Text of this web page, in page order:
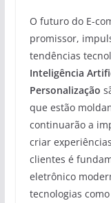
O futuro do E-
promissor,
tendências
Inteligência
Personalização
que estão
continuarão a
criar
clientes é
eletrônico
tecnologias como